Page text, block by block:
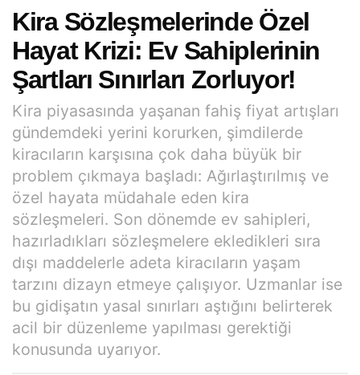
Kira Sözleşmelerinde Özel
Hayat Krizi: Ev Sahiplerinin
Şartları Sınırları Zorluyor!
Kira piyasasında yaşanan fahiş fiyat artışları
gündemdeki yerini korurken, şimdilerde
kiracıların karşısına çok daha büyük bir
problem çıkmaya başladı: Ağırlaştırılmış ve
özel hayata müdahale eden kira
sözleşmeleri. Son dönemde ev sahipleri,
hazırladıkları sözleşmelere ekledikleri sıra
dışı maddelerle adeta kiracıların yaşam
tarzını dizayn etmeye çalışıyor. Uzmanlar ise
bu gidişatın yasal sınırları aştığını belirterek
acil bir düzenleme yapılması gerektiği
konusunda uyarıyor.